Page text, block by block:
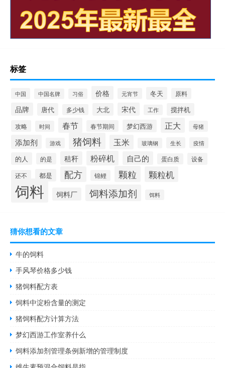
标签
中国 中国名牌 习俗 价格 元宵节 冬天 原料
品牌 唐代 多少钱 大北 宋代 工作 搅拌机
攻略 时间 春节 春节期间 梦幻西游 正大 母猪
添加剂 游戏 猪饲料 玉米 玻璃钢 生长 疫情
的人 的是 秸秆 粉碎机 自己的 蛋白质 设备
还不 都是 配方 锦鲤 颗粒 颗粒机
饲料 饲料厂 饲料添加剂 饵料
猜你想看的文章
牛的饲料
手风琴价格多少钱
猪饲料配方表
饲料中淀粉含量的测定
猪饲料配方计算方法
梦幻西游工作室养什么
饲料添加剂管理条例新增的管理制度